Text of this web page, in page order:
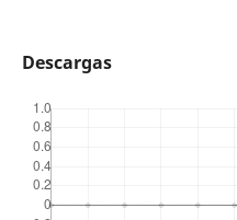
Descargas